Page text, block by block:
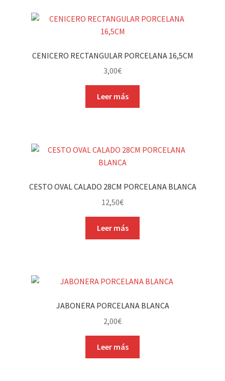
CENICERO RECTANGULAR PORCELANA 16,5CM
3,00€
Leer más
CESTO OVAL CALADO 28CM PORCELANA BLANCA
12,50€
Leer más
JABONERA PORCELANA BLANCA
2,00€
Leer más